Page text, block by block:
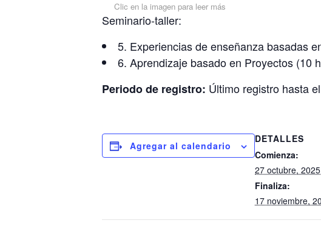
Clic en la imagen para leer más
Seminario-taller:
5. Experiencias de enseñanza basadas
6. Aprendizaje basado en Proyectos (10
Periodo de registro: Último registro hasta
Agregar al calendario
DETALLES
Comienza:
27 octubre, 2025
Finaliza:
17 noviembre,